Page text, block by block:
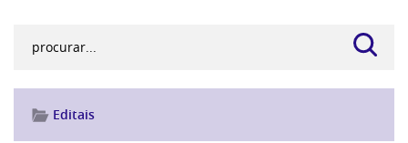
Editais